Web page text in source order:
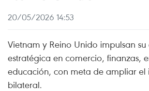
20/05/2026 14:53
Vietnam y Reino Unido impulsan
estratégica en comercio, finanzas,
educación, con meta de ampliar el
bilateral.